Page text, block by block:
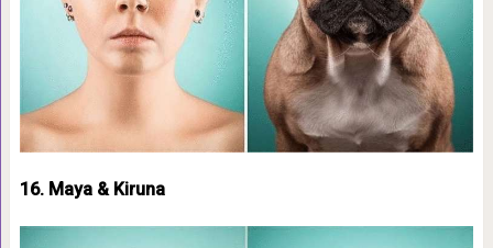
16. Maya & Kiruna